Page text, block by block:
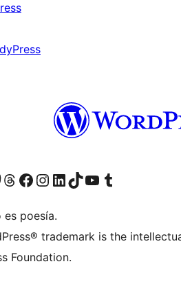
Twitter)de Bluesky
cuenta de Mastodon
Visita nuestra cuenta de Threads
Visita nuestra página de Facebook
Visita nuestra cuenta de Instagram
Visita nuestra cuenta de LinkedIn
Visita nuestra cuenta de TikTok
Visita nuestro canal de YouTube
Visita nuestra cuenta de Tumblr
es poesía.
trademark is the
Foundation.